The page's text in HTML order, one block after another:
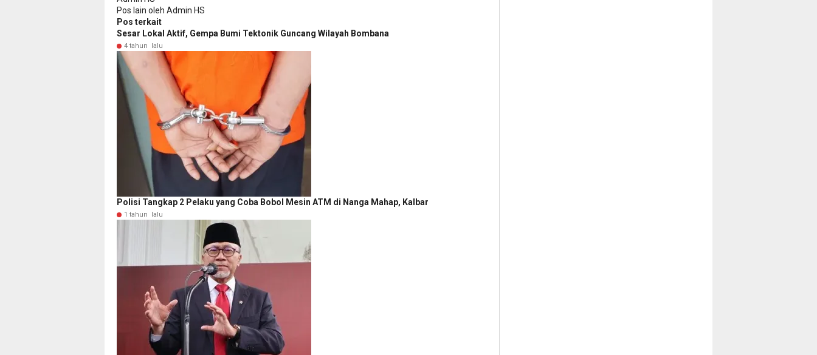
Pos lain oleh Admin HS
Pos terkait
Sesar Lokal Aktif, Gempa Bumi Tektonik Guncang Wilayah Bombana
4 tahun lalu
Polisi Tangkap 2 Pelaku yang Coba Bobol Mesin ATM di Nanga Mahap, Kalbar
1 tahun lalu